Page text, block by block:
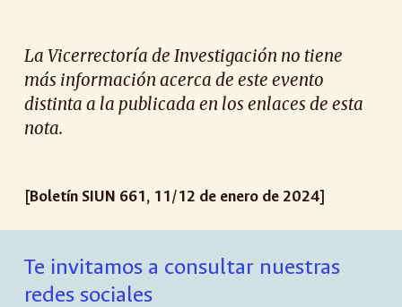
La Vicerrectoría de Investigación no tiene
más información acerca de este evento
distinta a la publicada en los enlaces de esta
nota.
[Boletín SIUN 661, 11/12 de enero de 2024]
Te invitamos a consultar nuestras
redes sociales